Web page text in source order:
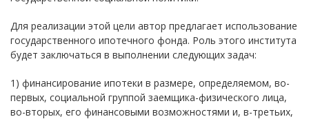
Для реализации этой цели автор предлагает использование
государственного ипотечного фонда. Роль этого института
будет заключаться в выполнении следующих задач:
1) финансирование ипотеки в размере, определяемом, во-
первых, социальной группой заемщика-физического лица,
во-вторых, его финансовыми возможностями и, в-третьих,